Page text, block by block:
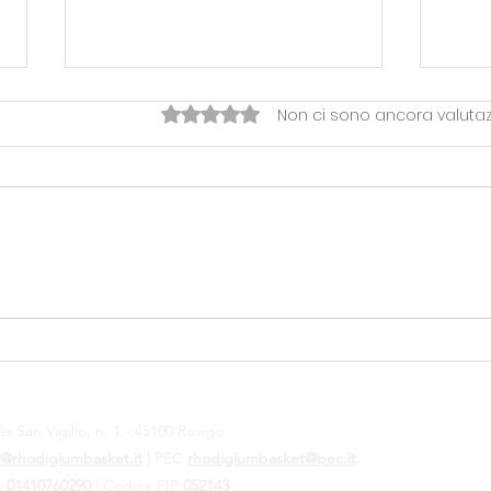
FINE STAGIONE RHODIGIUM
Valutazione 0 stelle su 5.
Non ci sono ancora